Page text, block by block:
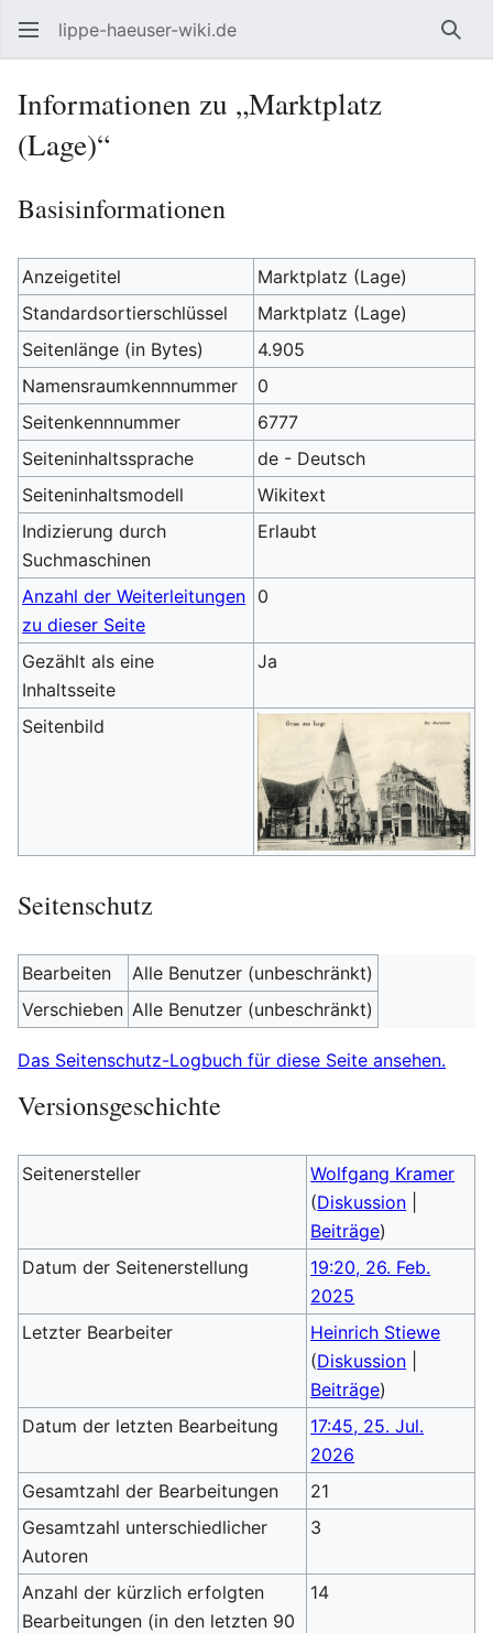
lippe-haeuser-wiki.de
Informationen zu „Marktplatz
(Lage)“
Basisinformationen
Anzeigetitel
Marktplatz (Lage)
Standardsortierschlüssel
Marktplatz (Lage)
Seitenlänge (in Bytes)
4.905
Namensraumkennnummer
0
Seitenkennnummer
6777
Seiteninhaltssprache
de - Deutsch
Seiteninhaltsmodell
Wikitext
Indizierung durch
Suchmaschinen
Erlaubt
Anzahl der Weiterleitungen
zu dieser Seite
0
Gezählt als eine
Inhaltsseite
Ja
Seitenbild
Seitenschutz
Bearbeiten
Alle Benutzer (unbeschränkt)
Verschieben Alle Benutzer (unbeschränkt)
Das Seitenschutz-Logbuch für diese Seite ansehen.
Versionsgeschichte
Seitenersteller
Wolfgang Kramer
(Diskussion
Beiträge)
Datum der Seitenerstellung
19:20, 26. Feb.
2025
Letzter Bearbeiter
Heinrich Stiewe
(Diskussion
Beiträge)
Datum der letzten Bearbeitung
17:45, 25. Jul.
2026
Gesamtzahl der Bearbeitungen
21
Gesamtzahl unterschiedlicher
Autoren
3
Anzahl der kürzlich erfolgten
Bearbeitungen (in den letzten 90
14